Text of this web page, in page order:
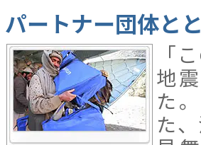
パートナー団体と
「
地
た
た